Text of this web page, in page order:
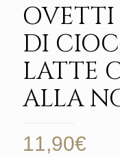
DI
LATTE
ALLA
11,90€